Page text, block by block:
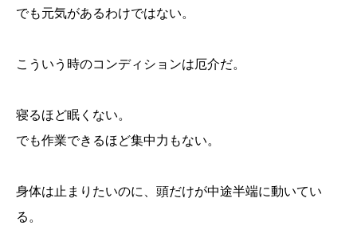
でも元気があるわけではない。
こういう時のコンディションは厄介だ。
寝るほど眠くない。
でも作業できるほど集中力もない。
身体は止まりたいのに、頭だけが中途半端に動いてい
る。